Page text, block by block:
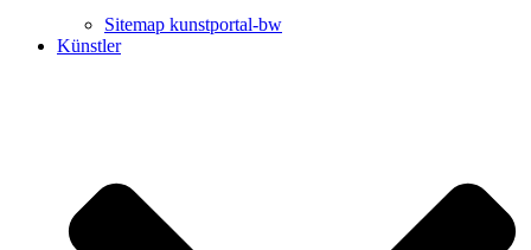
Sitemap kunstportal-bw
Künstler